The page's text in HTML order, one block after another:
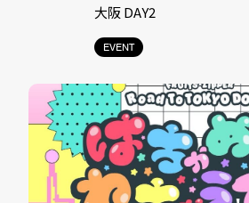
EVENT
大阪 DAY2